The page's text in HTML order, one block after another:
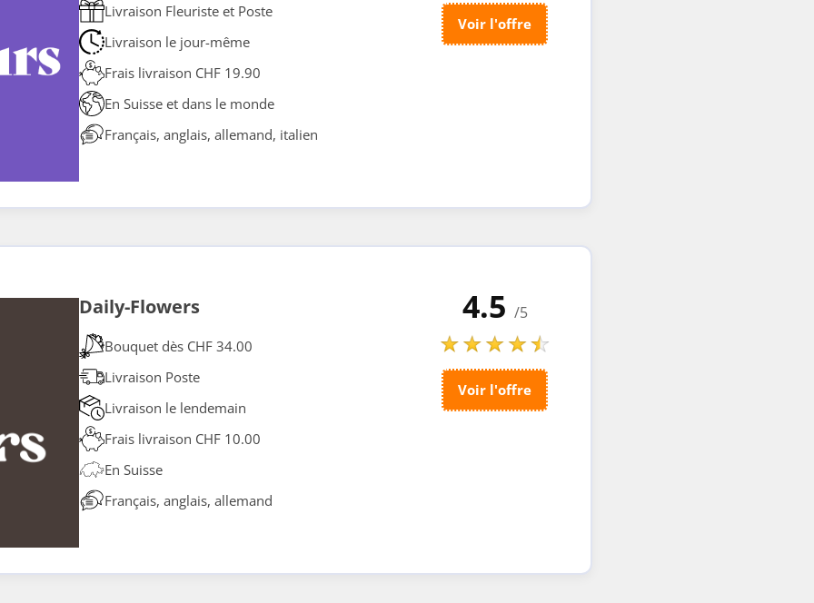
Livraison Fleuriste et Poste
Livraison le jour-même
Frais livraison CHF 19.90
En Suisse et dans le monde
Français, anglais, allemand, italien
Voir l'offre
Daily-Flowers
Bouquet dès CHF 34.00
Livraison Poste
Livraison le lendemain
Frais livraison CHF 10.00
En Suisse
Français, anglais, allemand
4.5 /5
Voir l'offre